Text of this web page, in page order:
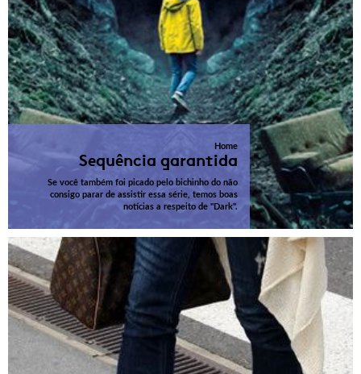
Home
Sequência garantida
Se você também foi picado pelo bichinho do não
consigo parar de assistir essa série, temos boas
notícias a respeito de "Dark".